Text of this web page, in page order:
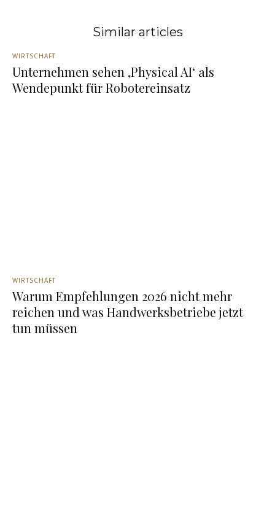
Similar articles
WIRTSCHAFT
Unternehmen sehen ‚Physical AI‘ als
Wendepunkt für Robotereinsatz
WIRTSCHAFT
Warum Empfehlungen 2026 nicht mehr
reichen und was Handwerksbetriebe jetzt
tun müssen